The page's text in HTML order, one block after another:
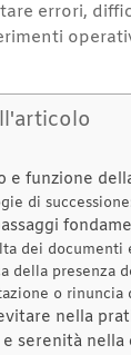
errori,
e funzione
di
dei documenti
della presenza
o rinuncia
nella
e serenità